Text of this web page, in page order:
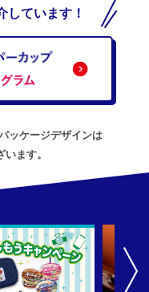
しています！
ッケージデザインは
ます。